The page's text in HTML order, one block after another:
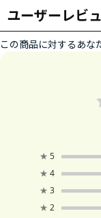
ユーザーレビ
この商品に対するあな
★ 5
★ 4
★ 3
★ 2